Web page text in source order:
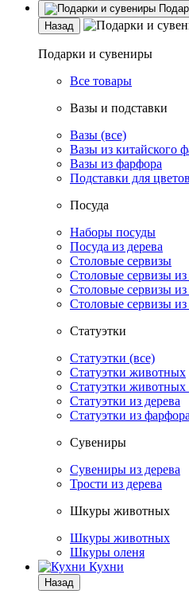
Назад
Подарки и сувениры
Все товары
Вазы и подставки
Вазы (все)
Вазы из китайского
Вазы из фарфора
Подставки для цветов
Посуда
Наборы посуды
Посуда из дерева
Столовые сервизы
Столовые сервизы
Столовые сервизы
Столовые сервизы
Статуэтки
Статуэтки (все)
Статуэтки животных
Статуэтки животных
Статуэтки из дерева
Статуэтки из фарфора
Сувениры
Сувениры из дерева
Трости из дерева
Шкуры животных
Шкуры животных
Шкуры оленя
Кухни
Назад